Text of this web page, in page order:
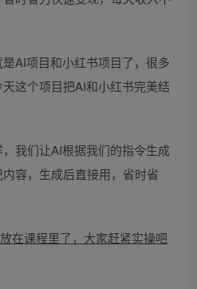
AI项目和小红书项目了，很多
这个项目把AI和小红书完美结
我们让AI根据我们的指令生成
容，生成后直接用，省时省
在课程里了，大家赶紧实操吧